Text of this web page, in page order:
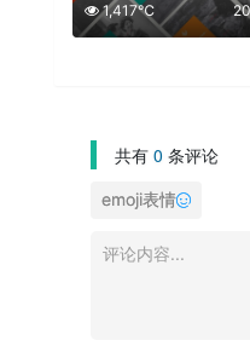
1,417℃
共有 0 条评论
emoji表情